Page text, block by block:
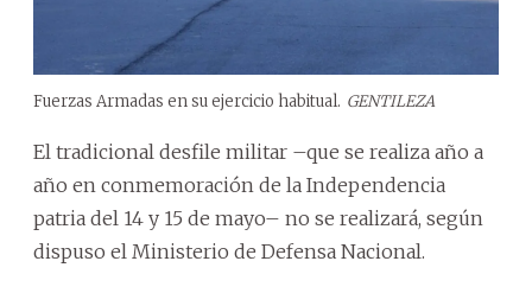
Fuerzas Armadas en su ejercicio habitual. GENTILEZA
El tradicional desfile militar –que se realiza año a
año en conmemoración de la Independencia
patria del 14 y 15 de mayo– no se realizará, según
dispuso el Ministerio de Defensa Nacional.